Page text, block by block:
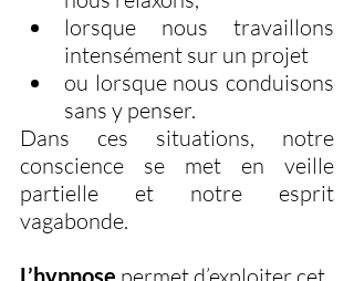
lorsque nous travaillons
intensément sur un projet
ou lorsque nous conduisons
sans y penser.
Dans ces situations, notre
conscience se met en veille
partielle et notre esprit
vagabonde.